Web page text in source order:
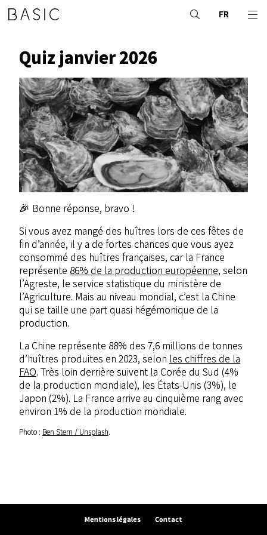
FR
Quiz janvier 2026
🎉 Bonne réponse, bravo !
Si vous avez mangé des huîtres lors de ces fêtes de
fin d’année, il y a de fortes chances que vous ayez
consommé des huîtres françaises, car la France
représente 86% de la production européenne, selon
l’Agreste, le service statistique du ministère de
l’Agriculture. Mais au niveau mondial, c’est la Chine
qui se taille une part quasi hégémonique de la
production.
La Chine représente 88% des 7,6 millions de tonnes
d’huîtres produites en 2023, selon les chiffres de la
FAO. Très loin derrière suivent la Corée du Sud (4%
de la production mondiale), les États-Unis (3%), le
Japon (2%). La France arrive au cinquième rang avec
environ 1% de la production mondiale.
Photo : Ben Stern / Unsplash.
Mentions légales Contact